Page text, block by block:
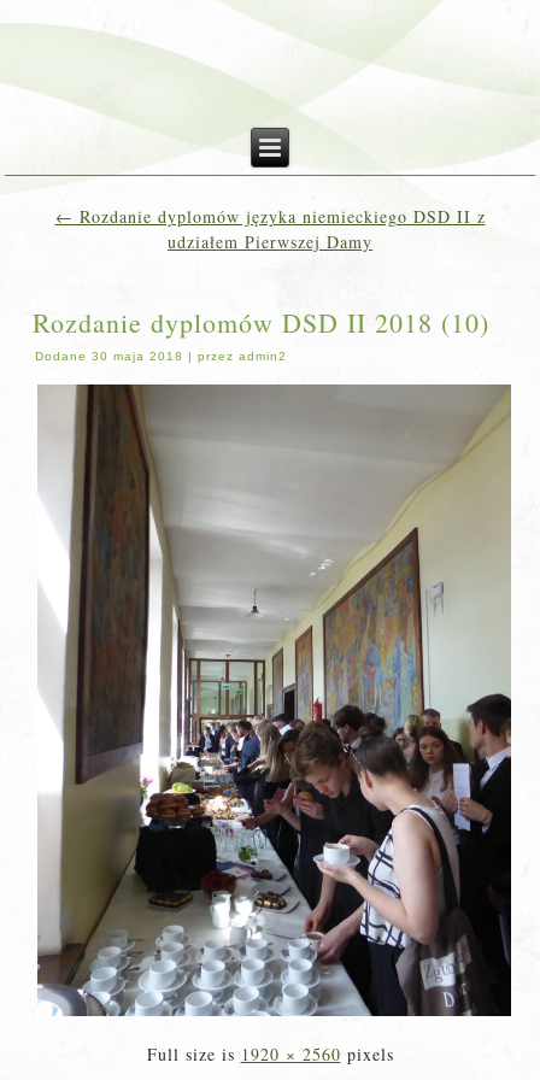
← Rozdanie dyplomów języka niemieckiego DSD II z
udziałem Pierwszej Damy
Rozdanie dyplomów DSD II 2018 (10)
Dodane 30 maja 2018 |przez admin2
Full size is 1920 × 2560 pixels